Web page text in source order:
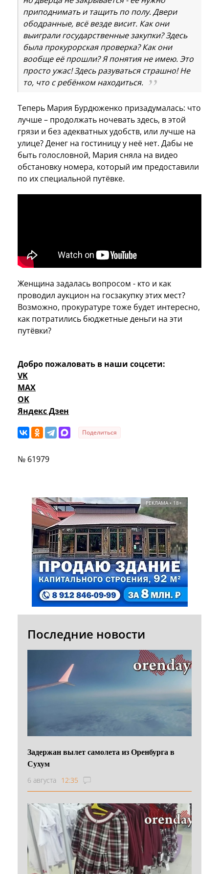
приподнимать и тащить по полу. Двери
ободранные, всё везде висит. Как они
выиграли государственные закупки? Здесь
была прокурорская проверка? Как они
вообще её прошли? Я понятия не имею. Это
просто ужас! Здесь разуваться страшно! Не
то, что с ребёнком находиться.
Теперь Мария Бурдюженко призадумалась: что
лучше – продолжать ночевать здесь, в этой
грязи и без адекватных удобств, или лучше на
улице? Денег на гостиницу у неё нет. Дабы не
быть голословной, Мария сняла на видео
обстановку номера, который им предоставили
по их специальной путёвке.
Женщина задалась вопросом - кто и как
проводил аукцион на госзакупку этих мест?
Возможно, прокуратуре тоже будет интересно,
как потратились бюджетные деньги на эти
путёвки?
Добро пожаловать в наши соцсети:
VK
MAX
OK
Яндекс Дзен
Поделиться
№ 61979
РЕКЛАМА • 18+
Последние новости
Задержан вылет самолета из Оренбурга в
Сухум
6 августа 12:35